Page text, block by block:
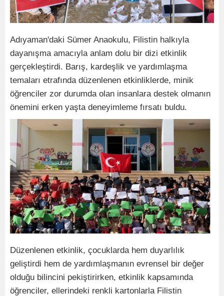
Adıyaman'daki Sümer Anaokulu, Filistin halkıyla
dayanışma amacıyla anlam dolu bir dizi etkinlik
gerçekleştirdi. Barış, kardeşlik ve yardımlaşma
temaları etrafında düzenlenen etkinliklerde, minik
öğrenciler zor durumda olan insanlara destek olmanın
önemini erken yaşta deneyimleme fırsatı buldu.
Düzenlenen etkinlik, çocuklarda hem duyarlılık
geliştirdi hem de yardımlaşmanın evrensel bir değer
olduğu bilincini pekiştirirken, etkinlik kapsamında
öğrenciler, ellerindeki renkli kartonlarla Filistin